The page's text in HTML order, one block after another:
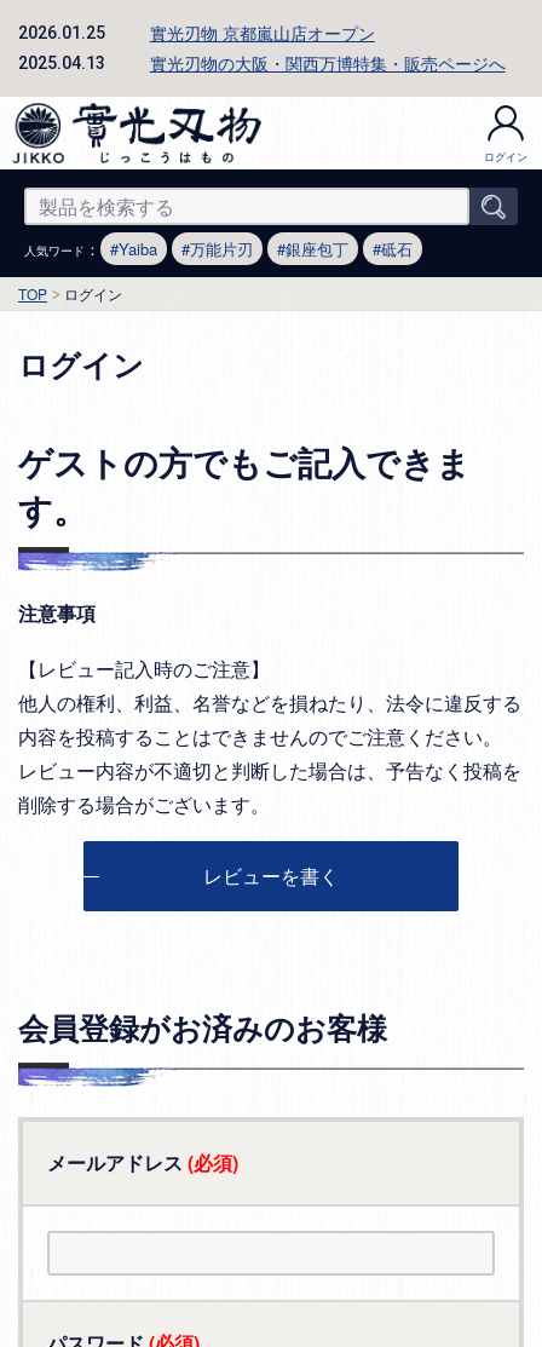
2026.01.25 實光刃物 京都嵐山店オープン
2025.04.13 實光刃物の大阪・関西万博特集・販売ページへ
ログイン
人気ワード ： Yaiba 万能片刃 銀座包丁 砥石
TOP ログイン
ログイン
ゲストの方でもご記入できま
す。
注意事項
【レビュー記入時のご注意】
他人の権利、利益、名誉などを損ねたり、法令に違反する
内容を投稿することはできませんのでご注意ください。
レビュー内容が不適切と判断した場合は、予告なく投稿を
削除する場合がございます。
レビューを書く
会員登録がお済みのお客様
メールアドレス (必須)